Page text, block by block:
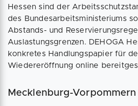
Hessen sind der
des Bundesarbeitsministeriums
Abstands- und
Auslastungsgrenzen. DEHOGA
konkretes Handlungspapier für
Wiedereröffnung online
Mecklenburg-Vorpommern